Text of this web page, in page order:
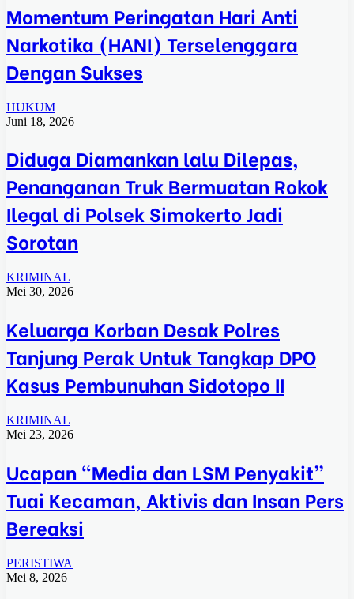
Momentum Peringatan Hari Anti
Narkotika (HANI) Terselenggara
Dengan Sukses
HUKUM
Juni 18, 2026
Diduga Diamankan lalu Dilepas,
Penanganan Truk Bermuatan Rokok
Ilegal di Polsek Simokerto Jadi
Sorotan
KRIMINAL
Mei 30, 2026
Keluarga Korban Desak Polres
Tanjung Perak Untuk Tangkap DPO
Kasus Pembunuhan Sidotopo II
KRIMINAL
Mei 23, 2026
Ucapan “Media dan LSM Penyakit”
Tuai Kecaman, Aktivis dan Insan Pers
Bereaksi
PERISTIWA
Mei 8, 2026